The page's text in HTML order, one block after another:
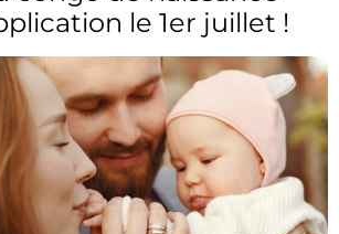
le 1er juillet !